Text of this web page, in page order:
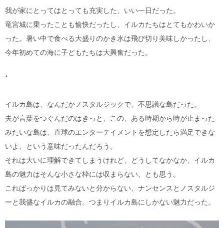
我が家にとってはとっても充実した、いい一日だった。
竜宮城に乗ったことも愉快だったし、イルカたちはとてもかわいか
った。暑い中で食べる大盛りのかき氷は飛び切り美味しかったし、
今年初めての海に子どもたちは大興奮だった。
*
イルカ島は、なんだかノスタルジックで、不思議な島だった。
夫が言葉をつぐんだのはきっと、この、ある時期から時が止まった
みたいな島は、直球のエンターテイメントを想定したら満足できな
いよ、という意味だったんだろう。
それは大いに理解できてしまうけれど、どうしてなかなか、イルカ
島の魅力はそんな小さな枠には収まらない、とも思う。
こればっかりは見てみないと分からない、ナンセンスとノスタルジ
ーと我儘なイルカの融合。つまりイルカ島にしかない魅力だった。